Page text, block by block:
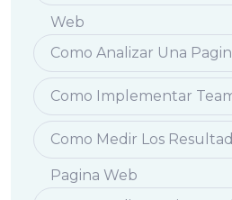
Web
Como Analizar Una
Como Implementar
Como Medir Los
Pagina Web